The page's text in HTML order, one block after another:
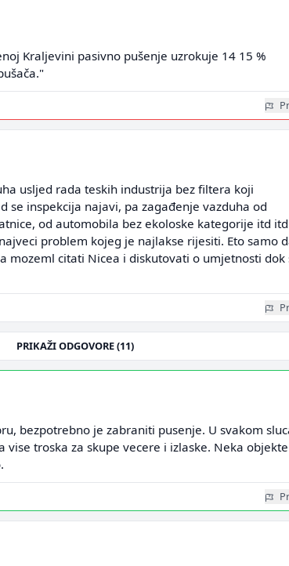
Kraljevini pasivno pušenje uzrokuje 14 15 %
usljed rada teskih industrija bez filtera koji
se inspekcija najavi, pa zagađenje vazduha od
od automobila bez ekoloske kategorije itd
problem kojeg je najlakse rijesiti. Eto samo
mozeml citati Nicea i diskutovati o umjetnosti dok
PRIKAŽI ODGOVORE (11)
bezpotrebno je zabraniti pusenje. U svakom
vise troska za skupe vecere i izlaske. Neka objekte